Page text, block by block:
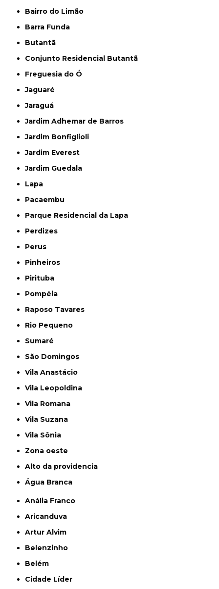
Bairro do Limão
Barra Funda
Butantã
Conjunto Residencial Butantã
Freguesia do Ó
Jaguaré
Jaraguá
Jardim Adhemar de Barros
Jardim Bonfiglioli
Jardim Everest
Jardim Guedala
Lapa
Pacaembu
Parque Residencial da Lapa
Perdizes
Perus
Pinheiros
Pirituba
Pompéia
Raposo Tavares
Rio Pequeno
Sumaré
São Domingos
Vila Anastácio
Vila Leopoldina
Vila Romana
Vila Suzana
Vila Sônia
Zona oeste
alto da providencia
Água Branca
Anália Franco
Aricanduva
Artur Alvim
Belenzinho
Belém
Cidade Líder